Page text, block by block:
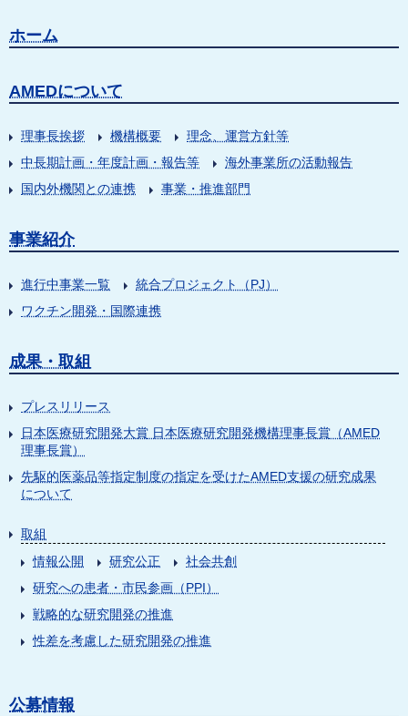
ホーム
AMEDについて
理事長挨拶 機構概要
理念、運営方針等
中長期計画・年度計画・報告等
海外事業所の活動報告
国内外機関との連携
事業・推進部門
事業紹介
進行中事業一覧
統合プロジェクト（PJ）
ワクチン開発・国際連携
成果・取組
プレスリリース
日本医療研究開発大賞 日本医療研究開発機構理事長賞（AMED
理事長賞）
先駆的医薬品等指定制度の指定を受けたAMED支援の研究成果
について
取組
情報公開
研究公正
社会共創
研究への患者・市民参画（PPI）
戦略的な研究開発の推進
性差を考慮した研究開発の推進
公募情報